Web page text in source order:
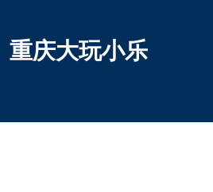
重庆大玩小乐